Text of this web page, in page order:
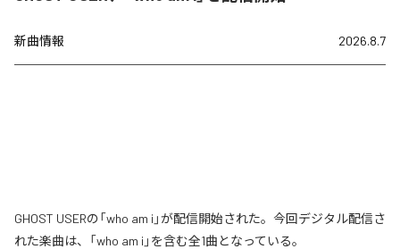
新曲情報 2026.8.7
GHOST USERの「who am i」が配信開始された。今回デジタル配信さ
れた楽曲は、「who am i」を含む全1曲となっている。